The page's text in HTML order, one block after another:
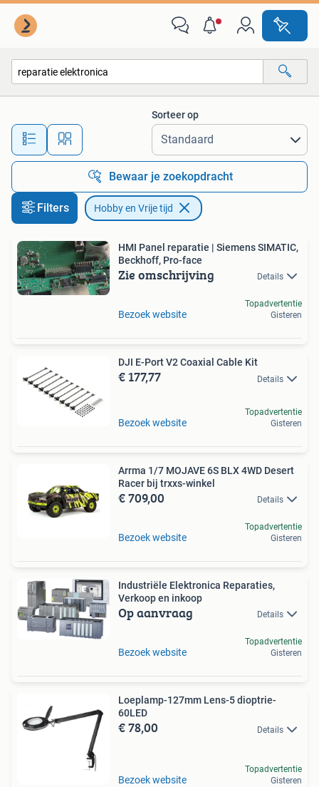
Alle afstanden…
Sorteer op
Bewaar je zoekopdracht
Filters Hobby en Vrije tijd
HMI Panel reparatie | Siemens SIMATIC,
Beckhoff, Pro-face
Zie omschrijving Details
Bezoek website
Topadvertentie
Gisteren
DJI E-Port V2 Coaxial Cable Kit
€ 177,77 Details
Bezoek website
Topadvertentie
Gisteren
Arrma 1/7 MOJAVE 6S BLX 4WD Desert
Racer bij trxxs-winkel
€ 709,00 Details
Bezoek website
Topadvertentie
Gisteren
Industriële Elektronica Reparaties,
Verkoop en inkoop
Op aanvraag Details
Bezoek website
Topadvertentie
Gisteren
Loeplamp-127mm Lens-5 dioptrie-
60LED
€ 78,00 Details
Bezoek website
Topadvertentie
Gisteren